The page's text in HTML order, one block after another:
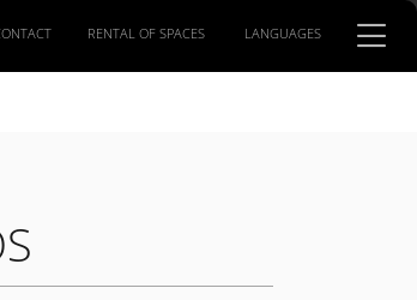
RENTAL OF SPACES LANGUAGES